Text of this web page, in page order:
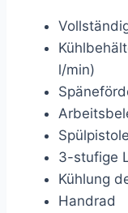
l/min)
Spülpistole
3-stufige
Kühlung
Handrad